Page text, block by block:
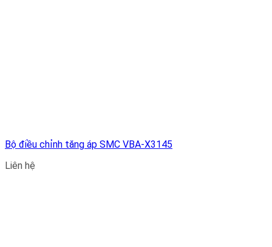
Bộ điều chỉnh tăng áp SMC VBA-X3145
Liên hệ